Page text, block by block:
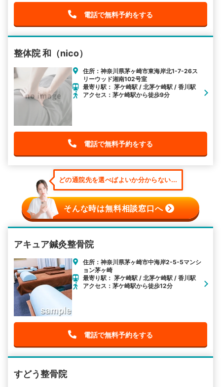
電話で無料予約をする
整体院 和（nico）
住所：神奈川県茅ヶ崎市東海岸北1-7-26ス
リーウッド湘南102号室
最寄り駅： 茅ケ崎駅 / 北茅ケ崎駅 / 香川駅
アクセス：茅ケ崎駅から徒歩9分
電話で無料予約をする
どの通院先を選べばよいか分からない...
そんな時は無料相談窓口へ
アキュア鍼灸整骨院
住所：神奈川県茅ヶ崎市中海岸2-5-5マンシ
ョン茅ヶ崎
最寄り駅： 茅ケ崎駅 / 北茅ケ崎駅 / 香川駅
アクセス：茅ケ崎駅から徒歩12分
電話で無料予約をする
すどう整骨院